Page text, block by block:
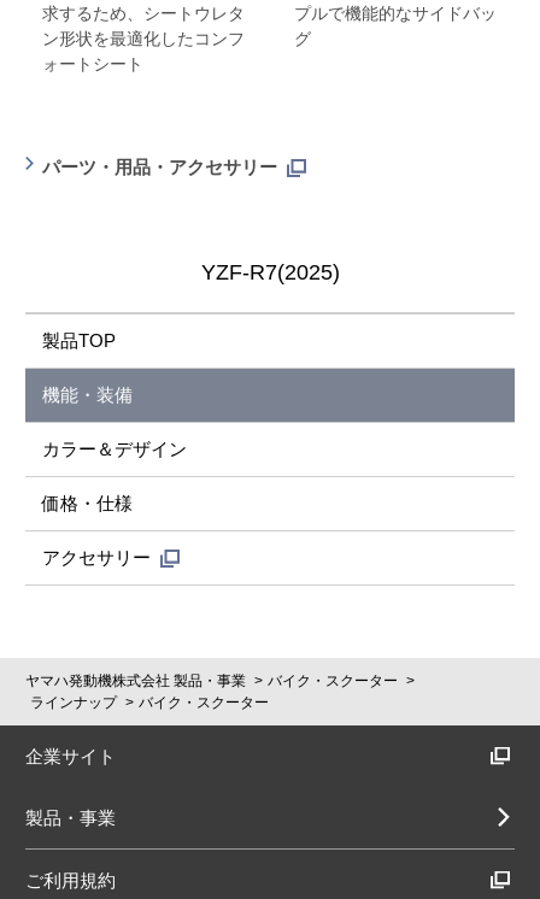
求するため、シートウレタ
ン形状を最適化したコンフ
ォートシート
プルで機能的なサイドバッ
グ
パーツ・用品・アクセサリー
YZF-R7(2025)
製品TOP
機能・装備
カラー＆デザイン
価格・仕様
アクセサリー
ヤマハ発動機株式会社 製品・事業
バイク・スクーター
ラインナップ
バイク・スクーター
企業サイト
製品・事業
ご利用規約